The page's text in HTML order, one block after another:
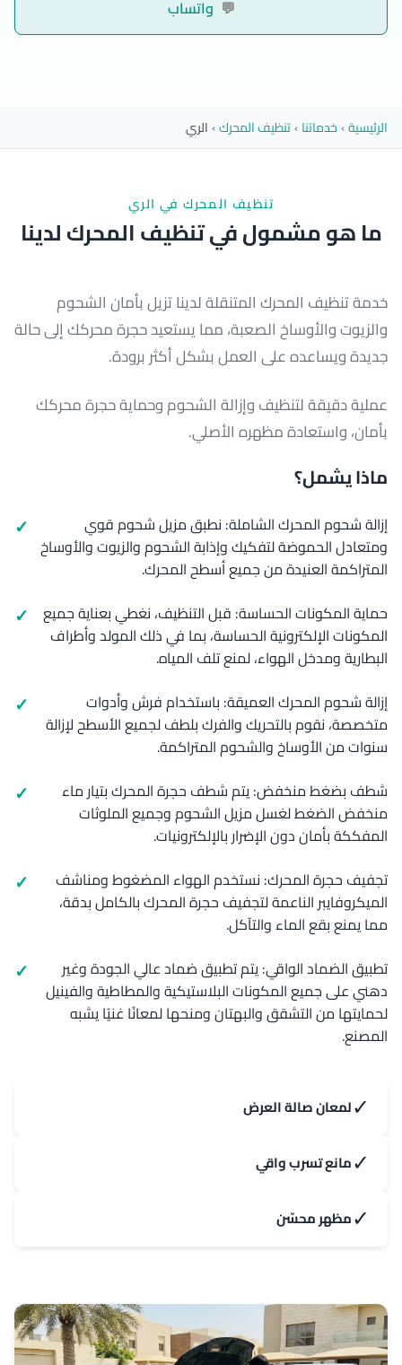
💬 واتساب
الرئيسية›خدماتنا›تنظيف المحرك›الري
تنظيف المحرك في الري
ما هو مشمول في تنظيف المحرك لدينا
خدمة تنظيف المحرك المتنقلة لدينا تزيل بأمان الشحوم
والزيوت والأوساخ الصعبة، مما يستعيد حجرة محركك إلى حالة
جديدة ويساعده على العمل بشكل أكثر برودة.
عملية دقيقة لتنظيف وإزالة الشحوم وحماية حجرة محركك
بأمان، واستعادة مظهره الأصلي.
ماذا يشمل؟
إزالة شحوم المحرك الشاملة: نطبق مزيل شحوم قوي
ومتعادل الحموضة لتفكيك وإذابة الشحوم والزيوت والأوساخ
المتراكمة العنيدة من جميع أسطح المحرك.
حماية المكونات الحساسة: قبل التنظيف، نغطي بعناية جميع
المكونات الإلكترونية الحساسة، بما في ذلك المولد وأطراف
البطارية ومدخل الهواء، لمنع تلف المياه.
إزالة شحوم المحرك العميقة: باستخدام فرش وأدوات
متخصصة، نقوم بالتحريك والفرك بلطف لجميع الأسطح لإزالة
سنوات من الأوساخ والشحوم المتراكمة.
شطف بضغط منخفض: يتم شطف حجرة المحرك بتيار ماء
منخفض الضغط لغسل مزيل الشحوم وجميع الملوثات
المفككة بأمان دون الإضرار بالإلكترونيات.
تجفيف حجرة المحرك: نستخدم الهواء المضغوط ومناشف
الميكروفايبر الناعمة لتجفيف حجرة المحرك بالكامل بدقة،
مما يمنع بقع الماء والتآكل.
تطبيق الضماد الواقي: يتم تطبيق ضماد عالي الجودة وغير
دهني على جميع المكونات البلاستيكية والمطاطية والفينيل
لحمايتها من التشقق والبهتان ومنحها لمعانًا غنيًا يشبه
المصنع.
✓لمعان صالة العرض
✓مانع تسرب واقي
✓مظهر محسّن